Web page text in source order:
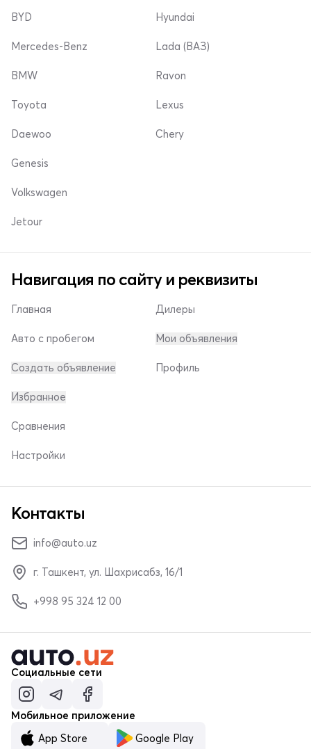
BYD
Mercedes-Benz
Hyundai
Lada (ВАЗ)
BMW
Toyota
Daewoo
Ravon
Lexus
Chery
Genesis
Volkswagen
Jetour
Навигация по сайту и реквизиты
Главная
Авто с пробегом
Создать объявление
Дилеры
Мои объявления
Профиль
Избранное
Сравнения
Настройки
Контакты
info@auto.uz
г. Ташкент, ул. Шахрисабз, 16/1
+998 95 324 12 00
Социальные сети
Мобильное приложение
App Store
Google Play